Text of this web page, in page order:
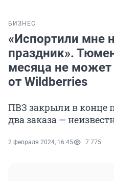
БИЗНЕС
«Испортили мне
праздник».
месяца не может
от Wildberries
ПВЗ закрыли в конце
два заказа —
2 февраля 2024, 16:45 7 775